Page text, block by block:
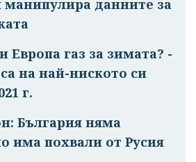
от
си!
манипулира данните за
газ за зимата? -
на най-ниското си
г.
България няма
има похвали от Русия